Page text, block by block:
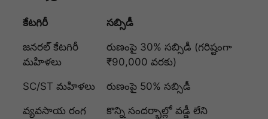
కేటగిరీ సబ్సిడీ
జనరల్ కేటగిరీ
మహిళలు
రుణంపై 30% సబ్సిడీ (గరిష్టంగా
₹90,000 వరకు)
SC/ST మహిళలు రుణంపై 50% సబ్సిడీ
వ్యవసాయ రంగ
కొన్ని సందర్భాల్లో వడ్డీ లేని